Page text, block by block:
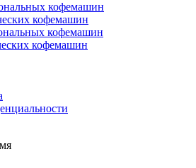
кофемашин
кофемашин
кофемашин
кофемашин